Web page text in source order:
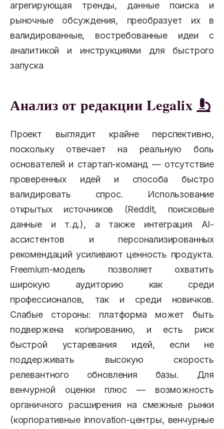
агрегирующая тренды, данные поиска и
рыночные обсуждения, преобразует их в
валидированные, востребованные идеи с
аналитикой и инструкциями для быстрого
запуска
Анализ от редакции Legalix
Проект выглядит крайне перспективно,
поскольку отвечает на реальную боль
основателей и стартап-команд — отсутствие
проверенных идей и способа быстро
валидировать спрос. Использование
открытых источников (Reddit, поисковые
данные и т.д.), а также интеграция AI-
ассистентов и персонализированных
рекомендаций усиливают ценность продукта.
Freemium-модель позволяет охватить
широкую аудиторию как среди
профессионалов, так и среди новичков.
Слабые стороны: платформа может быть
подвержена копированию, и есть риск
быстрой устаревания идей, если не
поддерживать высокую скорость
релевантного обновления базы. Для
венчурной оценки плюс — возможность
органичного расширения на смежные рынки
(корпоративные innovation-центры, венчурные